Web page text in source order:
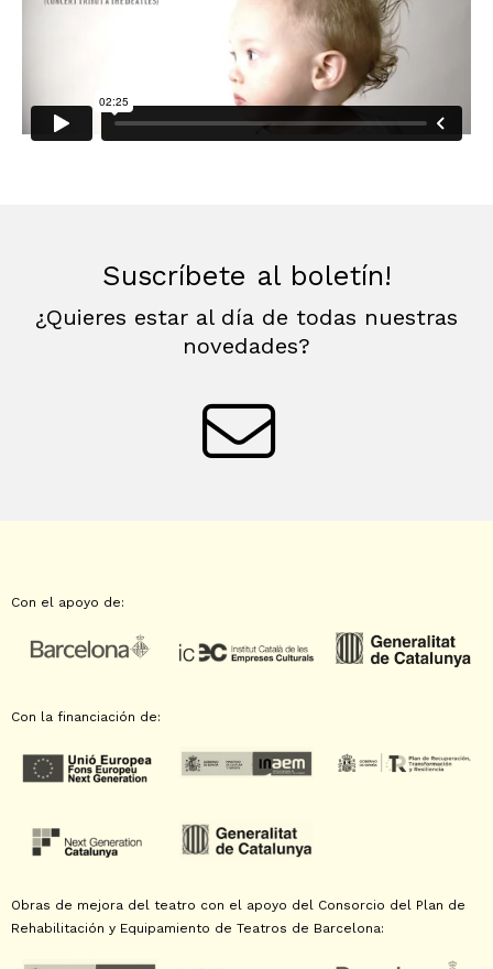
Suscríbete al boletín!
¿Quieres estar al día de todas nuestras
novedades?
Con el apoyo de:
Con la financiación de:
Obras de mejora del teatro con el apoyo del Consorcio del Plan de
Rehabilitación y Equipamiento de Teatros de Barcelona: